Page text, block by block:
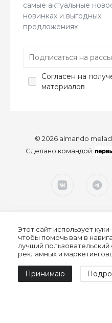
самые актуальные
новинках и выгодных
предложениях
Согласен на
материалов
© 2026 almando
Сделано командой
Согласие на обработку
Политика
Этот сайт использует
чтобы помочь вам в
лучший
рекламных и
Принимаю